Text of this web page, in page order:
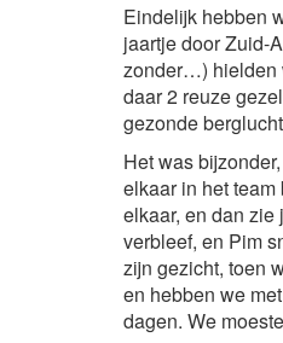
Eindelijk hebben
jaartje door Zuid-
zonder…) hielden
daar 2 reuze
gezonde
Het was
elkaar in het
elkaar, en dan zie
verbleef, en Pim
zijn gezicht, toen
en hebben we
dagen. We